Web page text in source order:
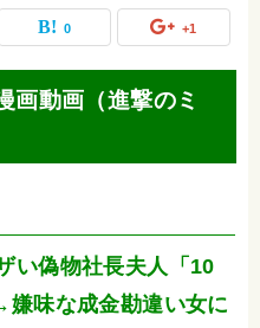
0 +1
動画（進撃のミ
い偽物社長夫人「10
味な成金勘違い女に